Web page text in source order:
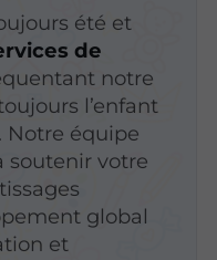
été et
de
notre
l’enfant
Notre équipe
soutenir votre
global
et